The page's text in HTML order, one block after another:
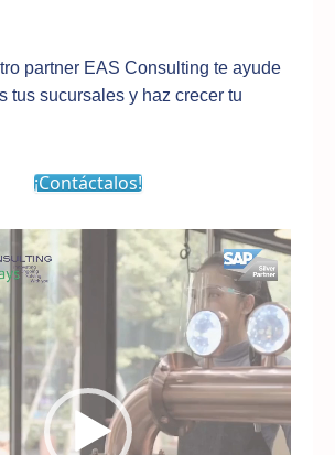
partner EAS Consulting te ayude
tus sucursales y haz crecer tu
¡Contáctalos!